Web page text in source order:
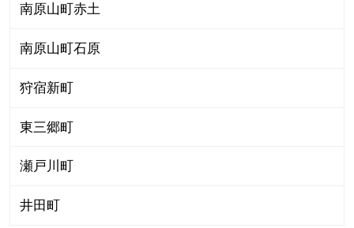
南原山町赤土
南原山町石原
狩宿新町
東三郷町
瀬戸川町
井田町